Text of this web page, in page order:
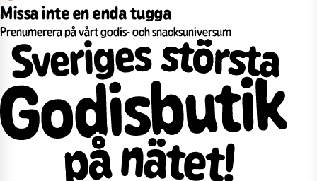
Missa inte en enda tugga
Prenumerera på vårt godis- och snacksuniversum